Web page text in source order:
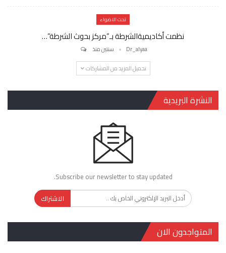
تحت الاضواء
نظمت أكاديميةالشرطة بـ”مركز بحوث الشرطة”…
Dr_alyaa
سنتين منذ
تحميل المزيد من المشاركات
النشرة البريدية
Subscribe our newsletter to stay updated.
الاشتراك
المتواجدون الان